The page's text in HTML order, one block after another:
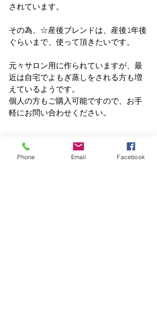
されています。
その為、☆産後ブレンドは、産後1年後
ぐらいまで、使って頂きたいです。
元々サロン用に作られていますが、最
近は自宅でよもぎ蒸しをされる方も増
えているようです。
個人の方もご購入可能ですので、お手
軽にお問い合わせください。
Phone Email Facebook